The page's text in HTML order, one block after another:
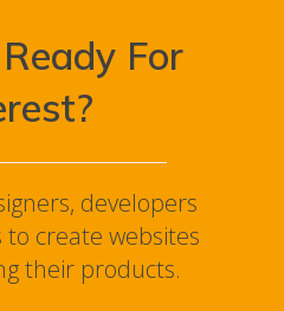
For
developers
create websites
their products.